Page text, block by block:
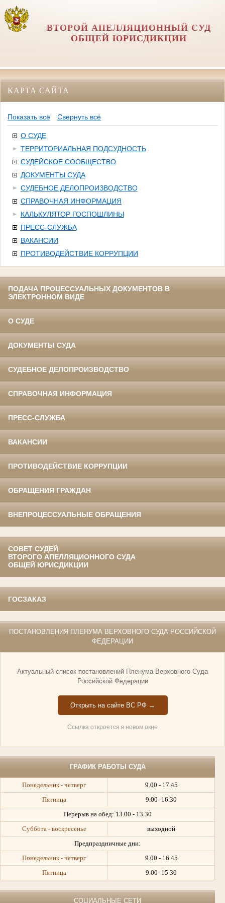
ВТОРОЙ АПЕЛЛЯЦИОННЫЙ СУД
ОБЩЕЙ ЮРИСДИКЦИИ
КАРТА САЙТА
Показать всё Свернуть всё
О СУДЕ
ТЕРРИТОРИАЛЬНАЯ ПОДСУДНОСТЬ
СУДЕЙСКОЕ СООБЩЕСТВО
ДОКУМЕНТЫ СУДА
СУДЕБНОЕ ДЕЛОПРОИЗВОДСТВО
СПРАВОЧНАЯ ИНФОРМАЦИЯ
КАЛЬКУЛЯТОР ГОСПОШЛИНЫ
ПРЕСС-СЛУЖБА
ВАКАНСИИ
ПРОТИВОДЕЙСТВИЕ КОРРУПЦИИ
ПОДАЧА ПРОЦЕССУАЛЬНЫХ ДОКУМЕНТОВ В
ЭЛЕКТРОННОМ ВИДЕ
О СУДЕ
ДОКУМЕНТЫ СУДА
СУДЕБНОЕ ДЕЛОПРОИЗВОДСТВО
СПРАВОЧНАЯ ИНФОРМАЦИЯ
ПРЕСС-СЛУЖБА
ВАКАНСИИ
ПРОТИВОДЕЙСТВИЕ КОРРУПЦИИ
ОБРАЩЕНИЯ ГРАЖДАН
ВНЕПРОЦЕССУАЛЬНЫЕ ОБРАЩЕНИЯ
СОВЕТ СУДЕЙ
ВТОРОГО АПЕЛЛЯЦИОННОГО СУДА
ОБЩЕЙ ЮРИСДИКЦИИ
ГОСЗАКАЗ
ПОСТАНОВЛЕНИЯ ПЛЕНУМА ВЕРХОВНОГО СУДА РОССИЙСКОЙ
ФЕДЕРАЦИИ
Актуальный список постановлений Пленума Верховного Суда
Российской Федерации
Открыть на сайте ВС РФ →
Ссылка откроется в новом окне
ГРАФИК РАБОТЫ СУДА
Понедельник - четверг
9.00 - 17.45
Пятница
9.00 -16.30
Перерыв на обед: 13.00 - 13.30
Суббота - воскресенье
выходной
Предпраздничные дни:
Понедельник - четверг
9.00 - 16.45
Пятница
9.00 -15.30
СОЦИАЛЬНЫЕ СЕТИ